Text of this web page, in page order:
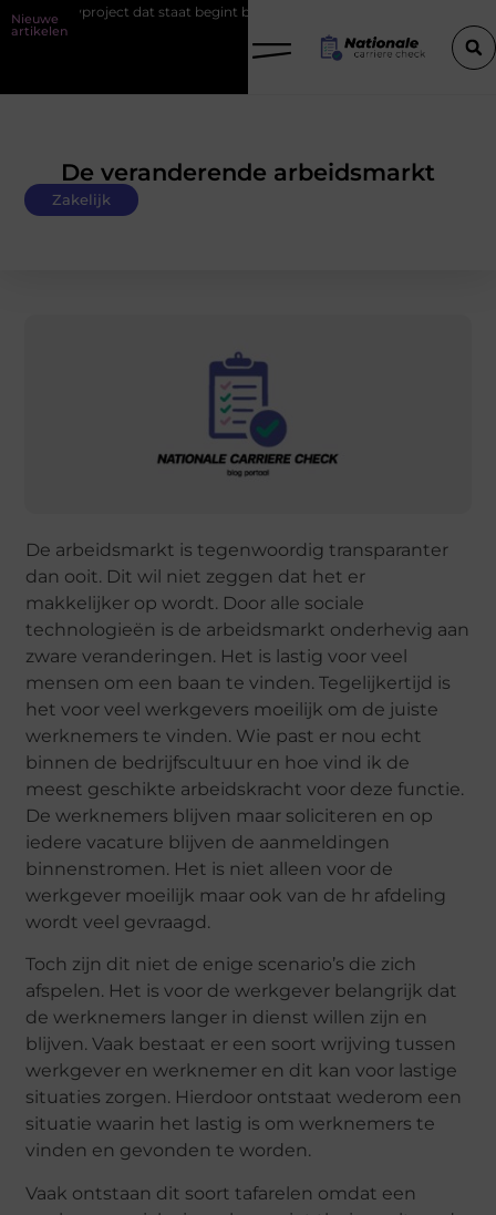
Nieuwe
artikelen
dat staat begint bij de fundering
De veranderende arbeidsmarkt
Zakelijk
De arbeidsmarkt is tegenwoordig transparanter
dan ooit. Dit wil niet zeggen dat het er
makkelijker op wordt. Door alle sociale
technologieën is de arbeidsmarkt onderhevig aan
zware veranderingen. Het is lastig voor veel
mensen om een baan te vinden. Tegelijkertijd is
het voor veel werkgevers moeilijk om de juiste
werknemers te vinden. Wie past er nou echt
binnen de bedrijfscultuur en hoe vind ik de
meest geschikte arbeidskracht voor deze functie.
De werknemers blijven maar soliciteren en op
iedere vacature blijven de aanmeldingen
binnenstromen. Het is niet alleen voor de
werkgever moeilijk maar ook van de hr afdeling
wordt veel gevraagd.
Toch zijn dit niet de enige scenario’s die zich
afspelen. Het is voor de werkgever belangrijk dat
de werknemers langer in dienst willen zijn en
blijven. Vaak bestaat er een soort wrijving tussen
werkgever en werknemer en dit kan voor lastige
situaties zorgen. Hierdoor ontstaat wederom een
situatie waarin het lastig is om werknemers te
vinden en gevonden te worden.
Vaak ontstaan dit soort tafarelen omdat een